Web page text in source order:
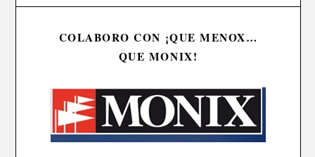
COLABORO CON ¡QUE MENOX…
QUE MONIX!